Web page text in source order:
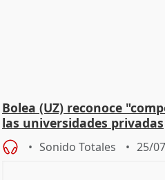
Bolea (UZ) reconoce
las universidades privadas
Sonido Totales 25/